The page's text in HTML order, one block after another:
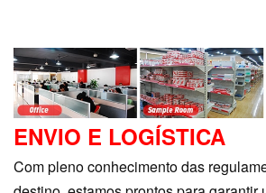
ENVIO E LOGÍSTICA
Com pleno conhecimento das